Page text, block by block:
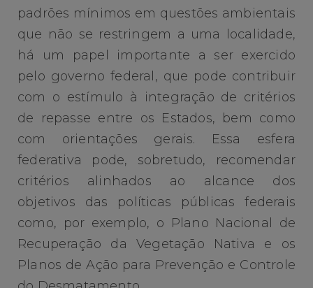
padrões mínimos em questões ambientais
que não se restringem a uma localidade,
há um papel importante a ser exercido
pelo governo federal, que pode contribuir
com o estímulo à integração de critérios
de repasse entre os Estados, bem como
com orientações gerais. Essa esfera
federativa pode, sobretudo, recomendar
critérios alinhados ao alcance dos
objetivos das políticas públicas federais
como, por exemplo, o Plano Nacional de
Recuperação da Vegetação Nativa e os
Planos de Ação para Prevenção e Controle